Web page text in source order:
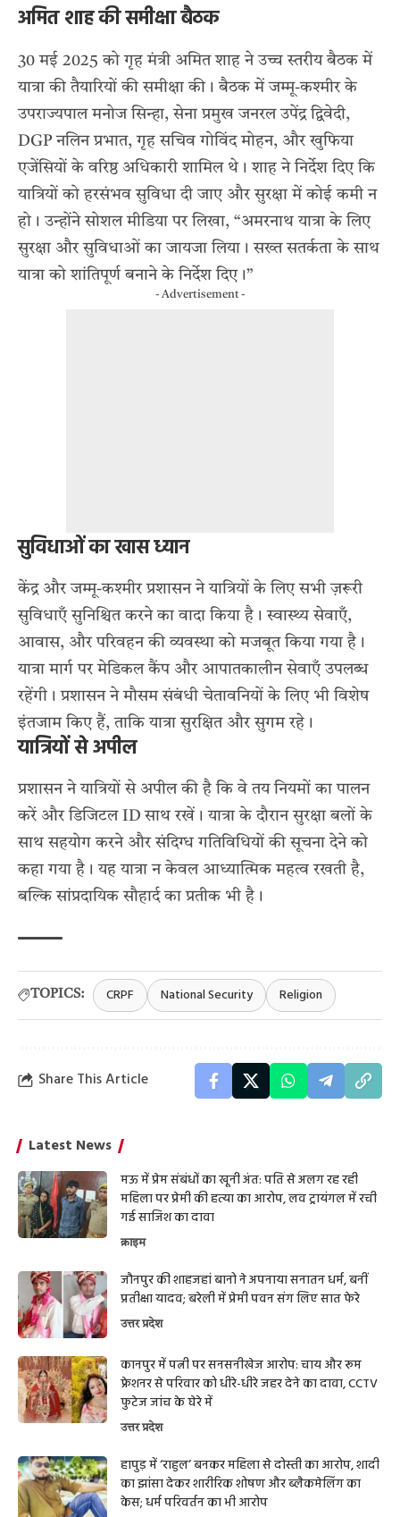
अमित शाह की समीक्षा बैठक
30 मई 2025 को गृह मंत्री अमित शाह ने उच्च स्तरीय बैठक में
यात्रा की तैयारियों की समीक्षा की। बैठक में जम्मू-कश्मीर के
उपराज्यपाल मनोज सिन्हा, सेना प्रमुख जनरल उपेंद्र द्विवेदी,
DGP नलिन प्रभात, गृह सचिव गोविंद मोहन, और खुफिया
एजेंसियों के वरिष्ठ अधिकारी शामिल थे। शाह ने निर्देश दिए कि
यात्रियों को हरसंभव सुविधा दी जाए और सुरक्षा में कोई कमी न
हो। उन्होंने सोशल मीडिया पर लिखा, “अमरनाथ यात्रा के लिए
सुरक्षा और सुविधाओं का जायजा लिया। सख्त सतर्कता के साथ
यात्रा को शांतिपूर्ण बनाने के निर्देश दिए।”
- Advertisement -
सुविधाओं का खास ध्यान
केंद्र और जम्मू-कश्मीर प्रशासन ने यात्रियों के लिए सभी ज़रूरी
सुविधाएँ सुनिश्चित करने का वादा किया है। स्वास्थ्य सेवाएँ,
आवास, और परिवहन की व्यवस्था को मजबूत किया गया है।
यात्रा मार्ग पर मेडिकल कैंप और आपातकालीन सेवाएँ उपलब्ध
रहेंगी। प्रशासन ने मौसम संबंधी चेतावनियों के लिए भी विशेष
इंतजाम किए हैं, ताकि यात्रा सुरक्षित और सुगम रहे।
यात्रियों से अपील
प्रशासन ने यात्रियों से अपील की है कि वे तय नियमों का पालन
करें और डिजिटल ID साथ रखें। यात्रा के दौरान सुरक्षा बलों के
साथ सहयोग करने और संदिग्ध गतिविधियों की सूचना देने को
कहा गया है। यह यात्रा न केवल आध्यात्मिक महत्व रखती है,
बल्कि सांप्रदायिक सौहार्द का प्रतीक भी है।
TOPICS: CRPF National Security Religion
Share This Article
Latest News
मऊ में प्रेम संबंधों का खूनी अंत: पति से अलग रह रही
महिला पर प्रेमी की हत्या का आरोप, लव ट्रायंगल में रची
गई साजिश का दावा
क्राइम
जौनपुर की शाहजहां बानो ने अपनाया सनातन धर्म, बनीं
प्रतीक्षा यादव; बरेली में प्रेमी पवन संग लिए सात फेरे
उत्तर प्रदेश
कानपुर में पत्नी पर सनसनीखेज आरोप: चाय और रूम
फ्रेशनर से परिवार को धीरे-धीरे जहर देने का दावा, CCTV
फुटेज जांच के घेरे में
उत्तर प्रदेश
हापुड़ में ‘राहुल’ बनकर महिला से दोस्ती का आरोप, शादी
का झांसा देकर शारीरिक शोषण और ब्लैकमेलिंग का
केस; धर्म परिवर्तन का भी आरोप